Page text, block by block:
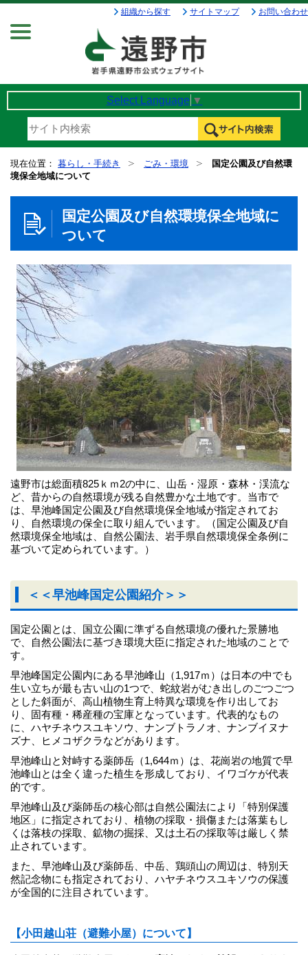
組織から探す サイトマップ お問い合わせ
Select Language ▼
現在位置： 暮らし・手続き ごみ・環境
国定公園及び自然環
境保全地域について
国定公園及び自然環境保全地域に
ついて
遠野市は総面積825ｋｍ2の中に、山岳・湿原・森林・渓流な
ど、昔からの自然環境が残る自然豊かな土地です。当市で
は、早池峰国定公園及び自然環境保全地域が指定されてお
り、自然環境の保全に取り組んでいます。（国定公園及び自
然環境保全地域は、自然公園法、岩手県自然環境保全条例に
基づいて定められています。）
＜＜早池峰国定公園紹介＞＞
国定公園とは、国立公園に準ずる自然環境の優れた景勝地
で、自然公園法に基づき環境大臣に指定された地域のことで
す。
早池峰国定公園内にある早池峰山（1,917ｍ）は日本の中でも
生い立ちが最も古い山の1つで、蛇紋岩がむき出しのごつごつ
とした斜面が、高山植物生育上特異な環境を作り出してお
り、固有種・稀産種の宝庫となっています。代表的なもの
に、ハヤチネウスユキソウ、ナンブトラノオ、ナンブイヌナ
ズナ、ヒメコザクラなどがあります。
早池峰山と対峙する薬師岳（1,644ｍ）は、花崗岩の地質で早
池峰山とは全く違った植生を形成しており、イワゴケが代表
的です。
早池峰山及び薬師岳の核心部は自然公園法により「特別保護
地区」に指定されており、植物の採取・損傷または落葉もし
くは落枝の採取、鉱物の掘採、又は土石の採取等は厳しく禁
止されています。
また、早池峰山及び薬師岳、中岳、鶏頭山の周辺は、特別天
然記念物にも指定されており、ハヤチネウスユキソウの保護
が全国的に注目されています。
【小田越山荘（避難小屋）について】